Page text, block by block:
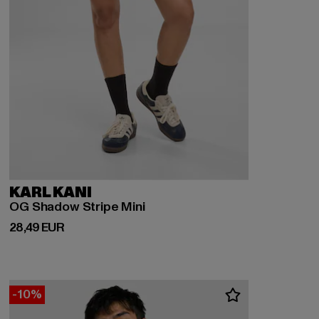
KARL KANI
OG Shadow Stripe Mini
28,49 EUR
Ajankohtainen hinta: 28,49 EUR
-10%